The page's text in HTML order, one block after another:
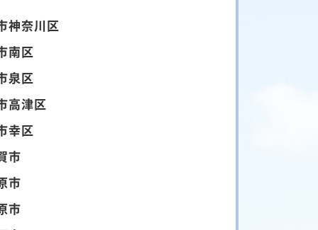
神奈川区
南区
泉区
高津区
幸区
市
市
市